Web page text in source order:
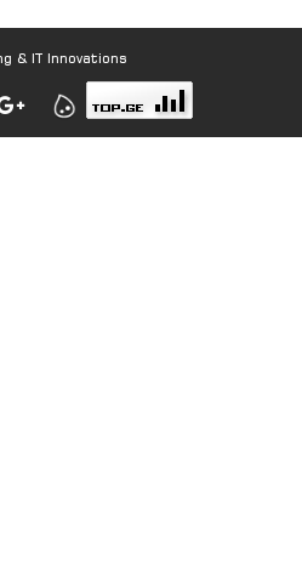
& IT Innovations